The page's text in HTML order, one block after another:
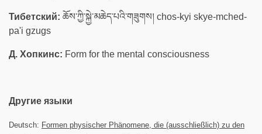
Тибетский: ཆོས་ཀྱི་སྐྱེ་མཆེད་པའི་གཟུགས། chos-kyi skye-mched-
pa'i gzugs
Д. Хопкинс: Form for the mental consciousness
Другие языки
Deutsch: Formen physischer Phänomene, die (ausschließlich) zu den